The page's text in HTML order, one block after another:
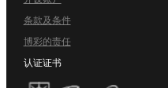
条款及条件
博彩的责任
认证证书